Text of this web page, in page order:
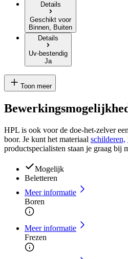
Details
Geschikt voor
Binnen, Buiten
Details
Uv-bestendig
Ja
Toon meer
HPL is ook voor de doe-het-zelver
boor. Je kunt het materiaal schilderen,
productspecialisten staan je graag bij
Mogelijk
Beletteren
Meer informatie
Boren
Meer informatie
Frezen